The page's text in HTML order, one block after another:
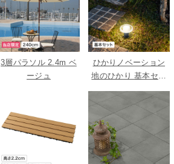
3層パラソル 2.4m ベ
ージュ
ひかりノベーション
地のひかり 基本セッ
ト